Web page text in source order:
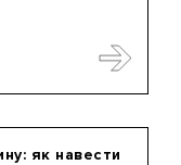
як навести